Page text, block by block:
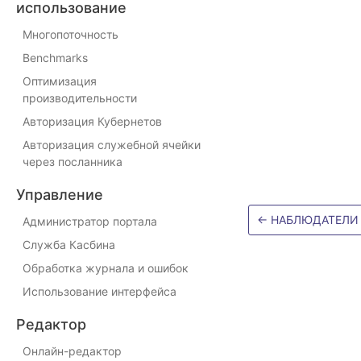
использование
Многопоточность
Benchmarks
Оптимизация
производительности
Авторизация Кубернетов
Авторизация служебной ячейки
через посланника
Управление
Администратор портала
Служба Касбина
Обработка журнала и ошибок
Использование интерфейса
Редактор
Онлайн-редактор
← НАБЛЮДАТЕЛИ